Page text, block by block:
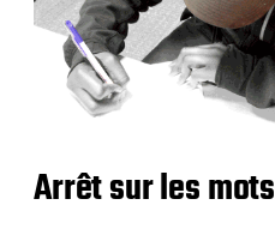
Arrêt sur les mots